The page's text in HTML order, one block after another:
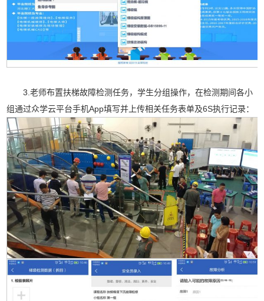
3.老师布置扶梯故障检测任务，学生分组操作，在检测期间各小
组通过众学云平台手机App填写并上传相关任务表单及6S执行记录：